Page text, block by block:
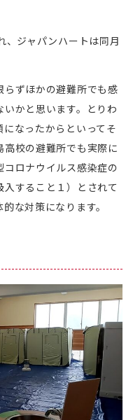
、ジャパンハートは同月
ずほかの避難所でも感
かと思います。とりわ
なったからといってそ
校の避難所でも実際に
ロナウイルス感染症の
すること１）とされて
な対策になります。